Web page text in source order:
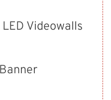
Videowalls